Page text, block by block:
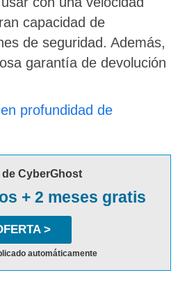
capacidad de
de seguridad. Además,
garantía de devolución
profundidad de
CyberGhost
+ 2 meses gratis
>
automáticamente